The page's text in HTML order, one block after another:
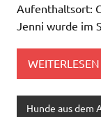
Aufenthaltsort:
Jenni wurde im
WEITERLESEN
Hunde aus dem